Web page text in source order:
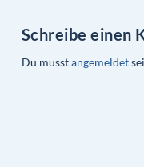
Schreibe einen
Du musstangemeldet